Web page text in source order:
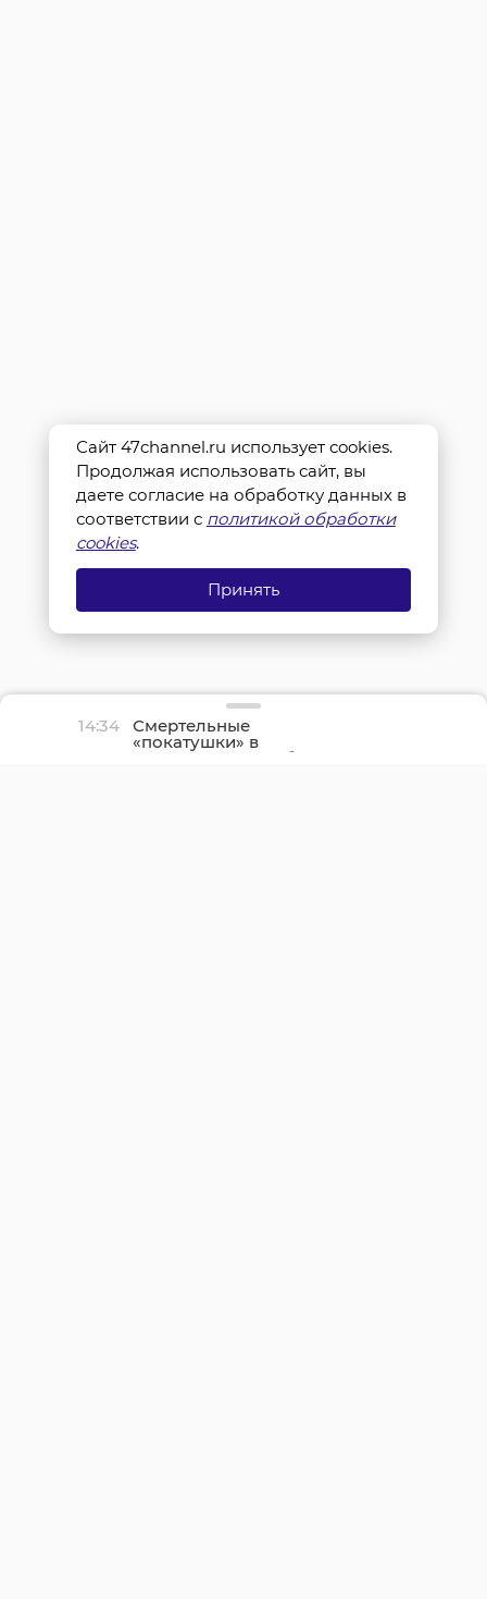
14:34 Смертельные
«покатушки» в
Ленинградской области
Сайт 47channel.ru использует cookies.
Продолжая использовать сайт, вы
даете согласие на обработку данных в
соответствии с политикой обработки
cookies.
Принять